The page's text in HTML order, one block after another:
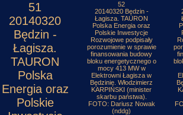
51
20140320
Będzin -
Łagisza.
TAURON
Polska
Energia oraz
Polskie
52
20140320 Będzin -
Łagisza. TAURON
Polska Energia oraz
Polskie Inwestycje
Rozwojowe podpisały
porozumienie w sprawie
finansowania budowy
bloku energetycznego o
mocy 413 MW w
Elektrowni Łagisza w
Będzinie. Włodzimierz
KARPIŃSKI (minister
skarbu państwa).
FOTO: Dariusz Nowak
(nddg)